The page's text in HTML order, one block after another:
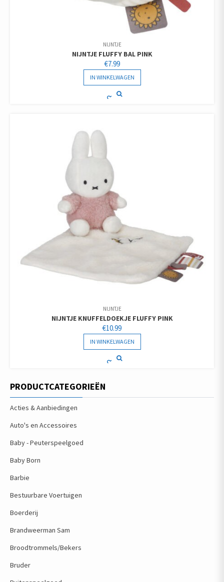
NIJNTJE
NIJNTJE FLUFFY BAL PINK
€7.99
IN WINKELWAGEN
NIJNTJE
NIJNTJE KNUFFELDOEKJE FLUFFY PINK
€10.99
IN WINKELWAGEN
PRODUCTCATEGORIEËN
Acties & Aanbiedingen
Auto's en Accessoires
Baby - Peuterspeelgoed
Baby Born
Barbie
Bestuurbare Voertuigen
Boerderij
Brandweerman Sam
Broodtrommels/Bekers
Bruder